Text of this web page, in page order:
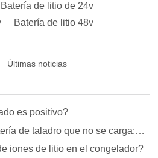
Batería de litio de 24v
Batería de litio 48v
Últimas noticias
es positivo?
de taladro que no se carga:
iones de litio en el congelador?